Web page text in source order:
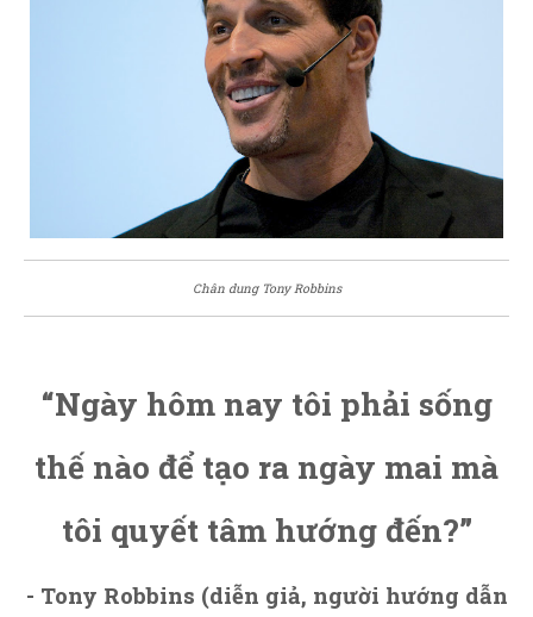
Chân dung Tony Robbins
“Ngày hôm nay tôi phải sống
thế nào để tạo ra ngày mai mà
tôi quyết tâm hướng đến?”
- Tony Robbins (diễn giả, người hướng dẫn